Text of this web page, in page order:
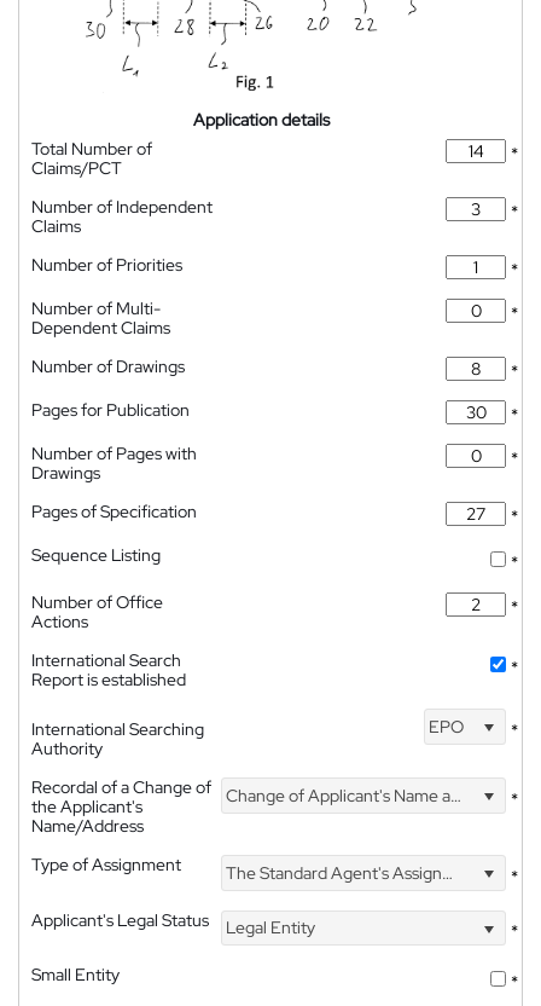
Application details
Total Number of
Claims/PCT
*
Number of Independent
Claims
*
Number of Priorities
*
Number of Multi-
Dependent Claims
*
Number of Drawings
*
Pages for Publication
*
Number of Pages with
Drawings
*
Pages of Specification
*
Sequence Listing
*
Number of Office
Actions
*
International Search
Report is established
*
International Searching
Authority
EPO *
Recordal of a Change of
the Applicant's
Name/Address
Change of Applicant's Name and Address *
Type of Assignment The Standard Agent's Assignment
*
Applicant's Legal Status
Legal Entity
*
Small Entity
*